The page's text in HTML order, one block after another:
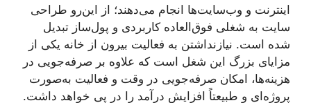
اینترنت و وب‌سایت‌ها انجام می‌دهند؛ از این‌رو طراحی
سایت به شغلی فوق‌العاده کاربردی و پول‌ساز تبدیل
شده است. نیازنداشتن به فعالیت بیرون از خانه یکی از
مزایای بزرگ این شغل است که علاوه ‌بر صرفه‌جویی در
هزینه‌ها، امکان صرفه‌جویی در وقت و فعالیت به‌صورت
پروژه‌ای و طبیعتاً افزایش درآمد را در پی خواهد داشت.